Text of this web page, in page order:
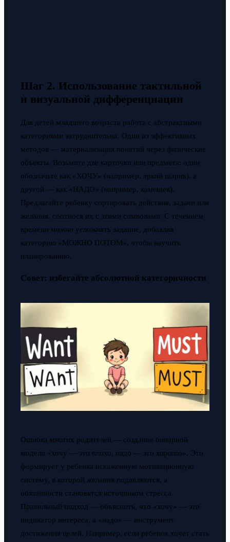
Шаг 2. Использование тактильной
и визуальной дифференциации
Для детей младшего возраста работа с абстрактными
категориями затруднительна. Один из эффективных
методов — материализация понятий через физические
объекты. Возьмите две карточки или предмета: один
обозначьте как «ХОЧУ» (например, яркий шарик), а
другой — как «НАДО» (например, камешек).
Предлагайте ребенку сортировать действия, задачи или
желания, соотнося их с этими символами. С течением
времени можно усложнять задание, добавляя
категорию «МОЖНО ПОТОМ», чтобы научить
планированию.
Совет: избегайте абсолютной категоричности
Ошибка многих родителей — создание бинарной
модели «хочу — это плохо, надо — это хорошо». Это
формирует у ребенка искаженную мотивационную
систему, в которой желания подавляются, а
обязанности становятся источником стресса.
Правильный подход — объяснить, что «хочу» — это
индикатор интереса, а «надо» — инструмент
достижения целей. Например, если ребенок хочет стать